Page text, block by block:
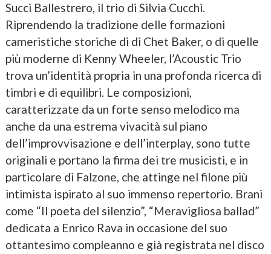
Succi Ballestrero, il trio di Silvia Cucchi.
Riprendendo la tradizione delle formazioni
cameristiche storiche di di Chet Baker, o di quelle
più moderne di Kenny Wheeler, l’Acoustic Trio
trova un’identità propria in una profonda ricerca di
timbri e di equilibri. Le composizioni,
caratterizzate da un forte senso melodico ma
anche da una estrema vivacità sul piano
dell’improvvisazione e dell’interplay, sono tutte
originali e portano la firma dei tre musicisti, e in
particolare di Falzone, che attinge nel filone più
intimista ispirato al suo immenso repertorio. Brani
come “Il poeta del silenzio”, “Meravigliosa ballad”
dedicata a Enrico Rava in occasione del suo
ottantesimo compleanno e già registrata nel disco